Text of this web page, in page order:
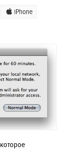
iPhone